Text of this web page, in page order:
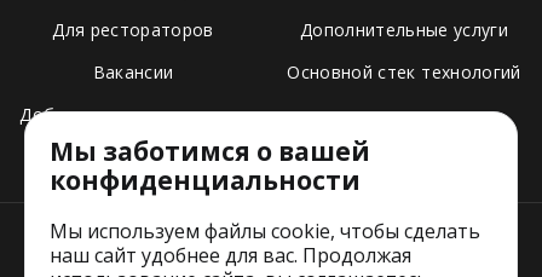
Для рестораторов
Вакансии
Добавить свое заведение
Тарифы
Дополнительные услуги
Основной стек технологий
Мы заботимся о вашей
конфиденциальности
Мы используем файлы cookie, чтобы сделать
наш сайт удобнее для вас. Продолжая